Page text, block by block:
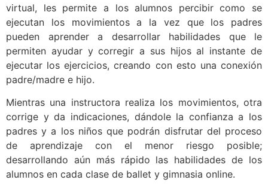
virtual, les permite a los alumnos percibir como se
ejecutan los movimientos a la vez que los padres
pueden aprender a desarrollar habilidades que le
permiten ayudar y corregir a sus hijos al instante de
ejecutar los ejercicios, creando con esto una conexión
padre/madre e hijo.
Mientras una instructora realiza los movimientos, otra
corrige y da indicaciones, dándole la confianza a los
padres y a los niños que podrán disfrutar del proceso
de aprendizaje con el menor riesgo posible;
desarrollando aún más rápido las habilidades de los
alumnos en cada clase de ballet y gimnasia online.